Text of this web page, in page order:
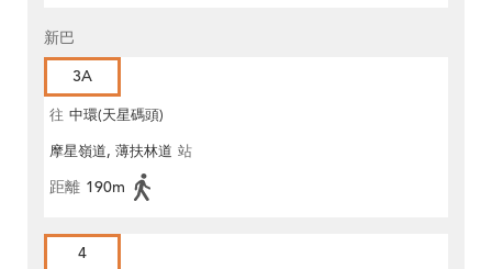
新巴
3A
往 中環(天星碼頭)
摩星嶺道, 薄扶林道 站
距離 190m
4